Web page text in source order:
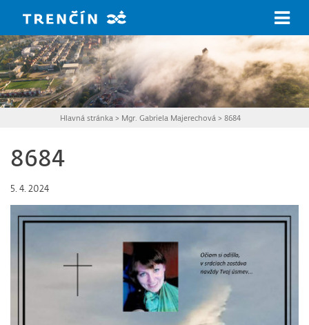
Hlavná stránka > Mgr. Gabriela Majerechová >8684
8684
5. 4. 2024